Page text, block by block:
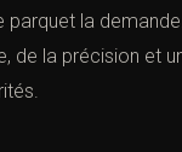
parquet la
de la précision et